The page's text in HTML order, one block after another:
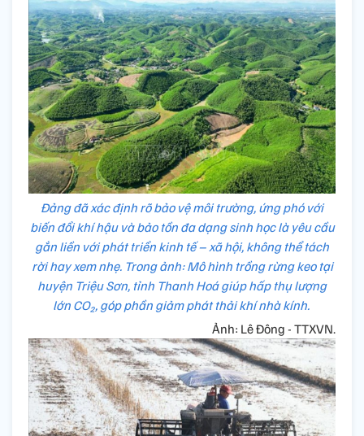
Đảng đã xác định rõ bảo vệ môi trường, ứng phó với
biến đổi khí hậu và bảo tồn đa dạng sinh học là yêu cầu
gắn liền với phát triển kinh tế – xã hội, không thể tách
rời hay xem nhẹ. Trong ảnh: Mô hình trồng rừng keo tại
huyện Triệu Sơn, tỉnh Thanh Hoá giúp hấp thụ lượng
lớn CO₂, góp phần giảm phát thải khí nhà kính.
Ảnh: Lê Đông - TTXVN.